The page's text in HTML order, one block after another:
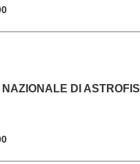
NAZIONALE DI